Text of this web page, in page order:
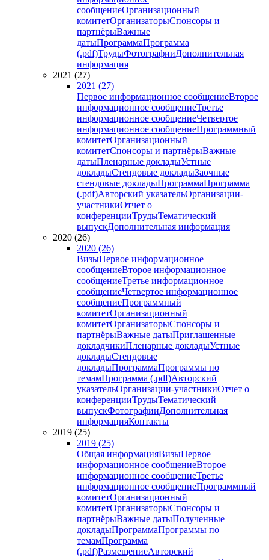
сообщениеОрганизационный
комитетОрганизаторыСпонсоры и
партнёрыВажные
датыПрограммаПрограмма
(.pdf)ТрудыФотографииДополнительная
информация
2021 (27)
2021 (27)
Первое информационное сообщениеВторое
информационное сообщениеТретье
информационное сообщениеЧетвертое
информационное сообщениеПрограммный
комитетОрганизационный
комитетСпонсоры и партнёрыВажные
датыПленарные докладыУстные
докладыСтендовые докладыЗаочные
стендовые докладыПрограммаПрограмма
(.pdf)Авторский указательОрганизации-
участникиОтчет о
конференцииТрудыТематический
выпускДополнительная информация
2020 (26)
2020 (26)
ВизыПервое информационное
сообщениеВторое информационное
сообщениеТретье информационное
сообщениеЧетвертое информационное
сообщениеПрограммный
комитетОрганизационный
комитетОрганизаторыСпонсоры и
партнёрыВажные датыПриглашенные
докладчикиПленарные докладыУстные
докладыСтендовые
докладыПрограммаПрограммы по
темамПрограмма (.pdf)Авторский
указательОрганизации-участникиОтчет о
конференцииТрудыТематический
выпускФотографииДополнительная
информацияКонтакты
2019 (25)
2019 (25)
Общая информацияВизыПервое
информационное сообщениеВторое
информационное сообщениеТретье
информационное сообщениеПрограммный
комитетОрганизационный
комитетОрганизаторыСпонсоры и
партнёрыВажные датыПолученные
докладыПрограммаПрограммы по
темамПрограмма
(.pdf)РазмещениеАвторский